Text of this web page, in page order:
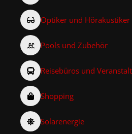
Optiker und Hörakustiker
Pools und Zubehör
Reisebüros und
Shopping
Solarenergie